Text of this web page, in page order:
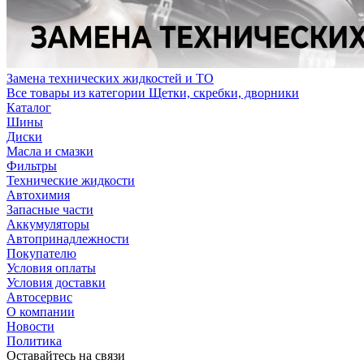
Замена технических жидкостей и ТО
Все товары из категории Щетки, скребки, дворники
Каталог
Шины
Диски
Масла и смазки
Фильтры
Технические жидкости
Автохимия
Запасные части
Аккумуляторы
Автопринадлежности
Покупателю
Условия оплаты
Условия доставки
Автосервис
О компании
Новости
Политика
Оставайтесь на связи